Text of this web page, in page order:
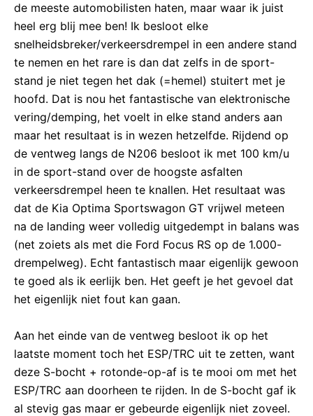
de meeste automobilisten haten, maar waar ik juist
heel erg blij mee ben! Ik besloot elke
snelheidsbreker/verkeersdrempel in een andere stand
te nemen en het rare is dan dat zelfs in de sport-
stand je niet tegen het dak (=hemel) stuitert met je
hoofd. Dat is nou het fantastische van elektronische
vering/demping, het voelt in elke stand anders aan
maar het resultaat is in wezen hetzelfde. Rijdend op
de ventweg langs de N206 besloot ik met 100 km/u
in de sport-stand over de hoogste asfalten
verkeersdrempel heen te knallen. Het resultaat was
dat de Kia Optima Sportswagon GT vrijwel meteen
na de landing weer volledig uitgedempt in balans was
(net zoiets als met die Ford Focus RS op de 1.000-
drempelweg). Echt fantastisch maar eigenlijk gewoon
te goed als ik eerlijk ben. Het geeft je het gevoel dat
het eigenlijk niet fout kan gaan.
Aan het einde van de ventweg besloot ik op het
laatste moment toch het ESP/TRC uit te zetten, want
deze S-bocht + rotonde-op-af is te mooi om met het
ESP/TRC aan doorheen te rijden. In de S-bocht gaf ik
al stevig gas maar er gebeurde eigenlijk niet zoveel.